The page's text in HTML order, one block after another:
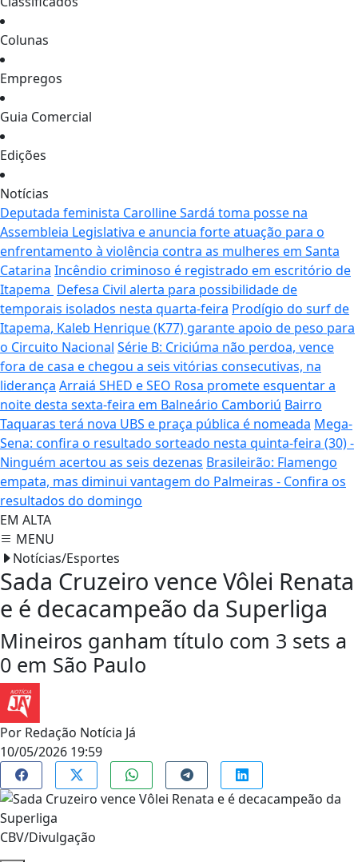
Colunas
Empregos
Guia Comercial
Edições
Notícias
Deputada feminista Carolline Sardá toma posse na
Assembleia Legislativa e anuncia forte atuação para o
enfrentamento à violência contra as mulheres em Santa
Catarina Incêndio criminoso é registrado em escritório de
Itapema Defesa Civil alerta para possibilidade de
temporais isolados nesta quarta-feira Prodígio do surf de
Itapema, Kaleb Henrique (K77) garante apoio de peso para
o Circuito Nacional Série B: Criciúma não perdoa, vence
fora de casa e chegou a seis vitórias consecutivas, na
liderança Arraiá SHED e SEO Rosa promete esquentar a
noite desta sexta-feira em Balneário Camboriú Bairro
Taquaras terá nova UBS e praça pública é nomeada Mega-
Sena: confira o resultado sorteado nesta quinta-feira (30) -
Ninguém acertou as seis dezenas Brasileirão: Flamengo
empata, mas diminui vantagem do Palmeiras - Confira os
resultados do domingo
EM ALTA
MENU
Notícias/Esportes
Sada Cruzeiro vence Vôlei Renata
e é decacampeão da Superliga
Mineiros ganham título com 3 sets a
0 em São Paulo
Por Redação Notícia Já
10/05/2026 19:59
CBV/Divulgação